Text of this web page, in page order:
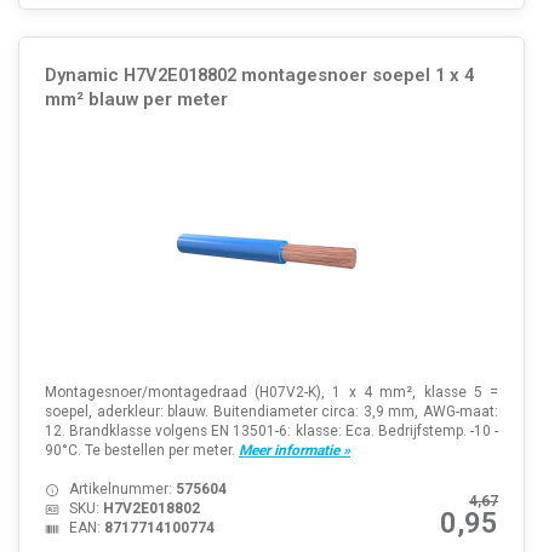
Dynamic H7V2E018802 montagesnoer soepel 1 x 4
mm² blauw per meter
Montagesnoer/montagedraad (H07V2-K), 1 x 4 mm², klasse 5 =
soepel, aderkleur: blauw. Buitendiameter circa: 3,9 mm, AWG-maat:
12. Brandklasse volgens EN 13501-6: klasse: Eca. Bedrijfstemp. -10 -
90°C. Te bestellen per meter. Meer informatie »
4,67
0,95
Artikelnummer: 575604
SKU: H7V2E018802
EAN: 8717714100774